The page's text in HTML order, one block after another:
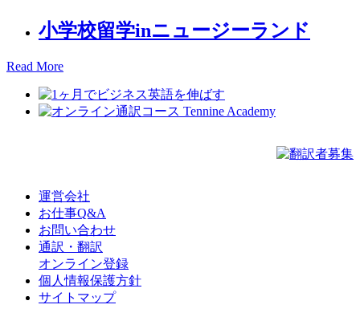
小学校留学inニュージーランド
Read More
運営会社
お仕事Q&A
お問い合わせ
通訳・翻訳
オンライン登録
個人情報保護方針
サイトマップ